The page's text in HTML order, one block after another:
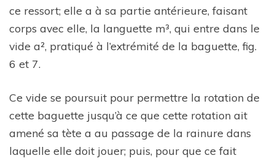
ce ressort; elle a à sa partie antérieure, faisant
corps avec elle, la languette m³, qui entre dans le
vide a², pratiqué à l’extrémité de la baguette, fig.
6 et 7.
Ce vide se poursuit pour permettre la rotation de
cette baguette jusqu’à ce que cette rotation ait
amené sa tète a au passage de la rainure dans
laquelle elle doit jouer; puis, pour que ce fait